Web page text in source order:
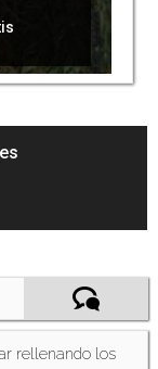
rellenando los